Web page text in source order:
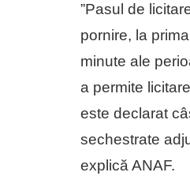
”Pasul de
pornire, la
minute ale
a permite
este declarat
sechestrate
explică ANAF.